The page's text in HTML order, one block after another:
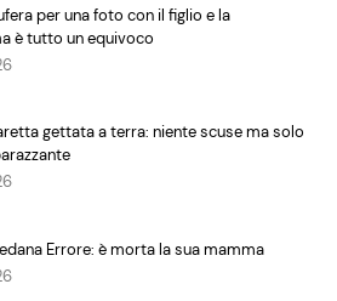
per una foto con il figlio e la
è tutto un equivoco
gettata a terra: niente scuse ma solo
Errore: è morta la sua mamma